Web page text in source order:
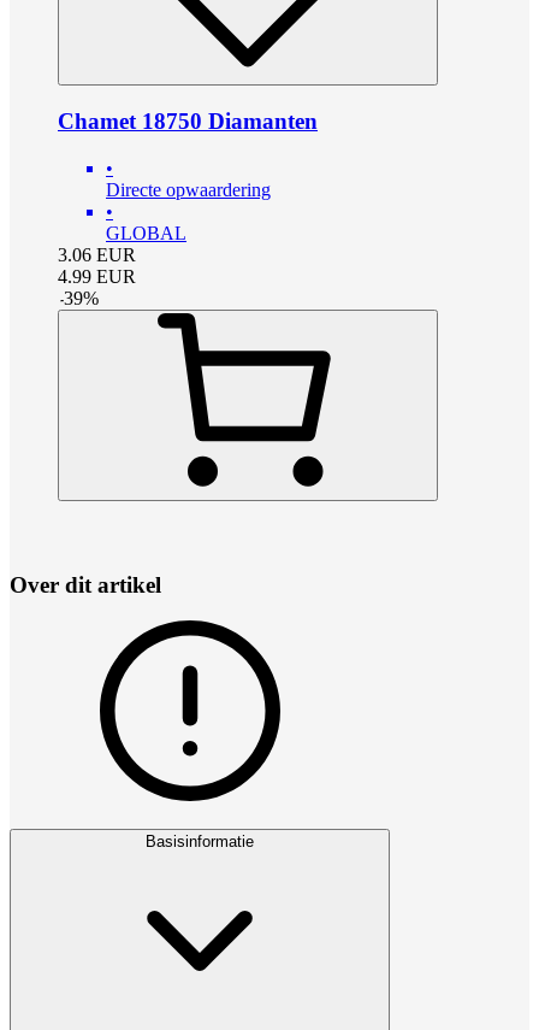
Chamet 18750 Diamanten
•
Directe opwaardering
•
GLOBAL
3.06 EUR
4.99 EUR
-39%
Over dit artikel
Basisinformatie